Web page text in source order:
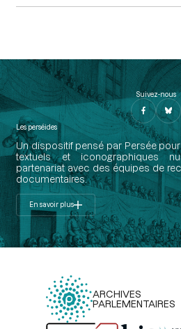
Suivez-nous
Les perséides
Un dispositif pensé par Persée
textuels et iconographiques
partenariat avec des équipes de
documentaires.
En savoir plus
ARCHIVES
PARLEMENTAIRES